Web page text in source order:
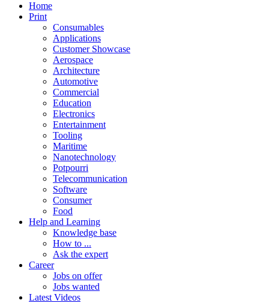
Home
Print
Consumables
Applications
Customer Showcase
Aerospace
Architecture
Automotive
Commercial
Education
Electronics
Entertainment
Tooling
Maritime
Nanotechnology
Potpourri
Telecommunication
Software
Consumer
Food
Help and Learning
Knowledge base
How to ...
Ask the expert
Career
Jobs on offer
Jobs wanted
Latest Videos